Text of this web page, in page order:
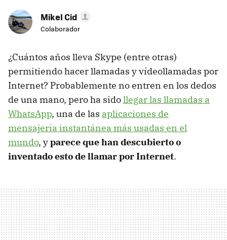
Mikel Cid
Colaborador
¿Cuántos años lleva Skype (entre otras)
permitiendo hacer llamadas y vídeollamadas por
Internet? Probablemente no entren en los dedos
de una mano, pero ha sidollegar las llamadas a
WhatsApp, una de las aplicaciones de
mensajería instantánea más usadas en el
mundo, yparece que han descubierto o
inventado esto de llamar por Internet.